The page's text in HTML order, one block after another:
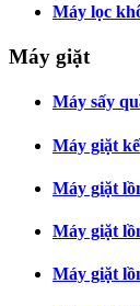
Máy lọc
Máy giặt
Máy sấy
Máy giặt
Máy giặt
Máy giặt
Máy giặt